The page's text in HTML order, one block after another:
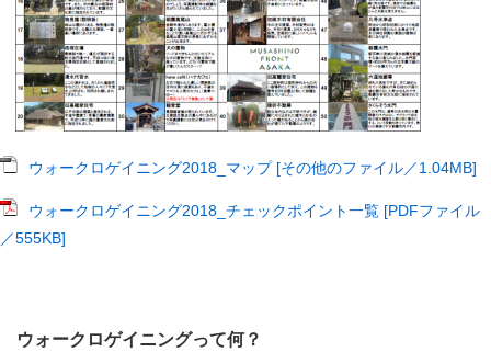
ウォークロゲイニング2018_マップ [その他のファイル／1.04MB]
ウォークロゲイニング2018_チェックポイント一覧 [PDFファイル
／555KB]
ウォークロゲイニングって何？